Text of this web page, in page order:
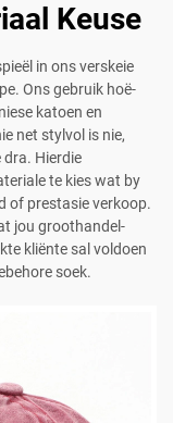
Keuse
in ons verskeie
Ons gebruik hoë-
katoen en
net stylvol is nie,
Hierdie
te kies wat by
of prestasie verkoop.
jou groothandel-
kliënte sal voldoen
soek.